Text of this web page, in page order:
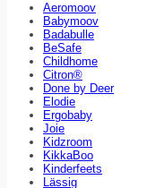
Aeromoov
Babymoov
Badabulle
BeSafe
Childhome
Citron®
Done by Deer
Elodie
Ergobaby
Joie
Kidzroom
KikkaBoo
Kinderfeets
Lässig